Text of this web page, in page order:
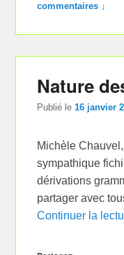
commentaires ↓
Nature
Publié le16 janvier
Michèle
sympathique
dérivations
partager avec
Continuer la